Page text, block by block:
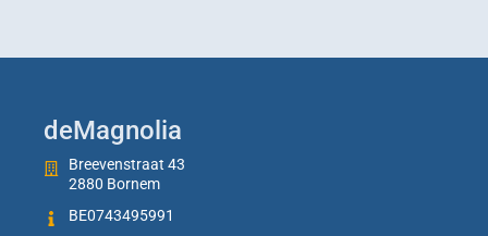
deMagnolia
Breevenstraat 43
2880 Bornem
BE0743495991